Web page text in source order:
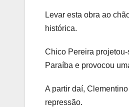
Levar esta obra ao
histórica.
Chico Pereira
Paraíba e provocou
A partir daí,
repressão.